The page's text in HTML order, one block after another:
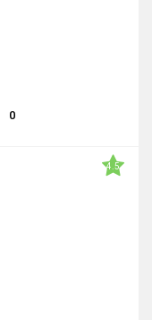
0
4.5